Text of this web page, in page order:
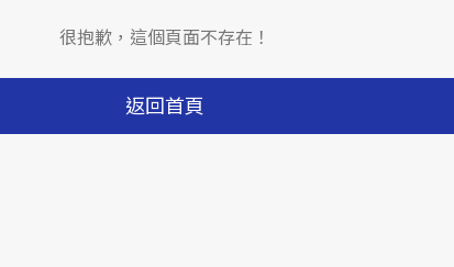
很抱歉，這個頁面不存在！
返回首頁